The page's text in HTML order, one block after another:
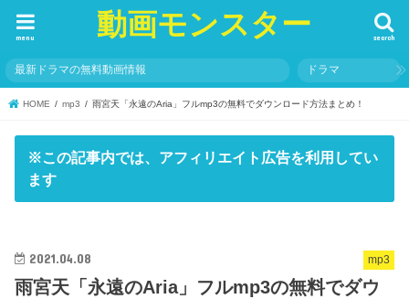
動画モンスター search
menu
最新ドラマの無料動画情報 ドラマ
HOME mp3 雨宮天「永遠のAria」フルmp3の無料でダウンロード方法まとめ！
※この記事内では、アフィリエイト広告を利用してい
ます
mp3
2021.04.08
雨宮天「永遠のAria」フルmp3の無料でダウ